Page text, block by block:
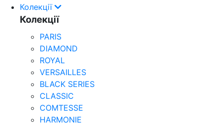
Колекції
Колекції
PARIS
DIAMOND
ROYAL
VERSAILLES
BLACK SERIES
CLASSIC
COMTESSE
HARMONIE